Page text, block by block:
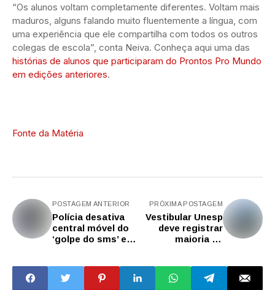
“Os alunos voltam completamente diferentes. Voltam mais
maduros, alguns falando muito fluentemente a língua, com
uma experiência que ele compartilha com todos os outros
colegas de escola”, conta Neiva. Conheça aqui uma das
histórias de alunos que participaram do Prontos Pro Mundo
em edições anteriores.
Fonte da Matéria
POSTAGEM ANTERIOR
Polícia desativa
central móvel do
‘golpe do sms’ e
SP
PRÓXIMA POSTAGEM
Vestibular Unesp
deve registrar
maioria de
públicas pelo 10º
ano seguido